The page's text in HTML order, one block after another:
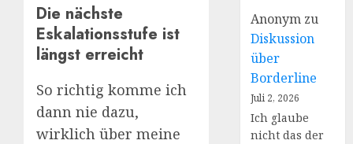
Die nächste
Eskalationsstufe ist
längst erreicht
So richtig komme ich
dann nie dazu,
wirklich über meine
Anonym zu
Diskussion
über
Borderline
Juli 2, 2026
Ich glaube
nicht das der